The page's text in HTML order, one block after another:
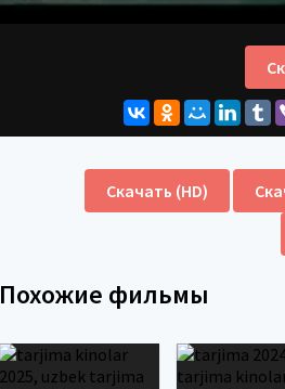
Скачать (HD)
Похожие фильмы